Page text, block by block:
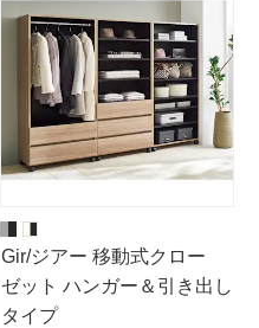
Gir/ジアー 移動式クロー
ゼット ハンガー＆引き出し
タイプ